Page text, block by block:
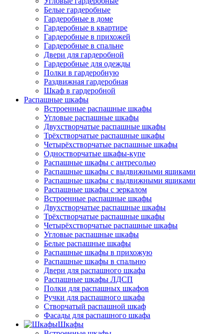
Белые гардеробные
Гардеробные в доме
Гардеробные в квартире
Гардеробные в прихожей
Гардеробные в спальне
Двери для гардеробной
Гардеробные для одежды
Полки в гардеробную
Раздвижная гардеробная
Шкаф в гардеробной
Распашные шкафы
Встроенные распашные шкафы
Угловые распашные шкафы
Двухстворчатые распашные шкафы
Трёхстворчатые распашные шкафы
Четырёхстворчатые распашные шкафы
Одностворчатые шкафы-купе
Распашные шкафы с антресолью
Распашные шкафы с выдвижными ящиками
Распашные шкафы с выдвижными ящиками
Распашные шкафы с зеркалом
Встроенные распашные шкафы
Двухстворчатые распашные шкафы
Трёхстворчатые распашные шкафы
Четырёхстворчатые распашные шкафы
Угловые распашные шкафы
Белые распашные шкафы
Распашные шкафы в прихожую
Распашные шкафы в спальню
Двери для распашного шкафа
Распашные шкафы ЛДСП
Полки для распашных шкафов
Ручки для распашного шкафа
Створчатый распашной шкаф
Фасады для распашного шкафа
Шкафы